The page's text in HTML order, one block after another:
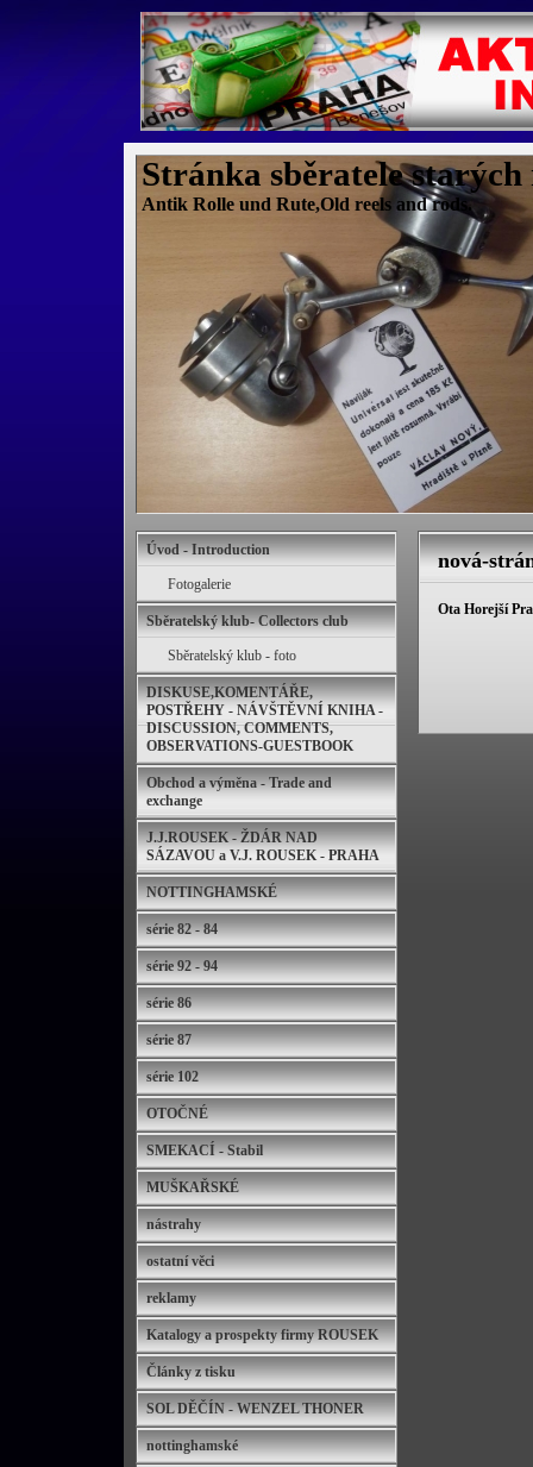
Stránka sběratele
Antik Rolle und Rute,Old reels and rods.
nová-
Ota Horejší
Úvod - Introduction
Fotogalerie
Sběratelský klub- Collectors club
Sběratelský klub - foto
DISKUSE,KOMENTÁŘE,
POSTŘEHY - NÁVŠTĚVNÍ KNIHA -
DISCUSSION, COMMENTS,
OBSERVATIONS-GUESTBOOK
Obchod a výměna - Trade and
exchange
J.J.ROUSEK - ŽDÁR NAD
SÁZAVOU a V.J. ROUSEK - PRAHA
NOTTINGHAMSKÉ
série 82 - 84
série 92 - 94
série 86
série 87
série 102
OTOČNÉ
SMEKACÍ - Stabil
MUŠKAŘSKÉ
nástrahy
ostatní věci
reklamy
Katalogy a prospekty firmy ROUSEK
Články z tisku
SOL DĚČÍN - WENZEL THONER
nottinghamské